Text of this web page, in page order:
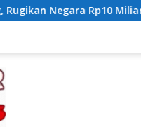
Rp10 Miliar dari Dana